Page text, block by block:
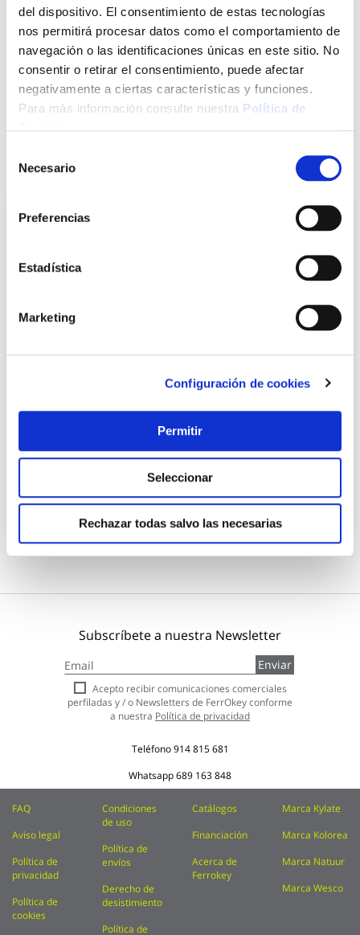
del dispositivo. El consentimiento de estas tecnologías
nos permitirá procesar datos como el comportamiento de
navegación o las identificaciones únicas en este sitio. No
consentir o retirar el consentimiento, puede afectar
negativamente a ciertas características y funciones.
Para más información consulte nuestra Política de
Necesario
Preferencias
Estadística
Marketing
Configuración de cookies
Permitir
Seleccionar
Rechazar todas salvo las necesarias
Click&Collect - Recogida gratis
en nuestras tiendas
Envío a domicilio:
5 días hábiles
+ INFO
También te puede interesar
Escobillero wc tpe blanca tatay
13,46 €
Añadir al carrito
Subscríbete a nuestra Newsletter
a
nuestro
boletín
de
Enviar
Acepto recibir comunicaciones comerciales
perfiladas y / o Newsletters de FerrOkey conforme
a nuestra Política de privacidad
Teléfono914 815 681
Whatsapp689 163 848
FAQ
Aviso legal
Política de
privacidad
Política de
cookies
Condiciones
de uso
Política de
envíos
Derecho de
desistimiento
Política de
Catálogos
Financiación
Acerca de
Ferrokey
Marca Kylate
Marca Kolorea
Marca Natuur
Marca Wesco